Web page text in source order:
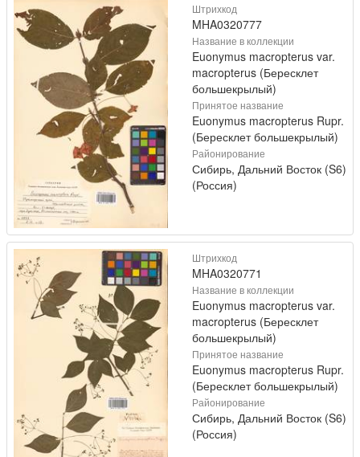
Штрихкод
MHA0320777
Название в коллекции
Euonymus macropterus var.
macropterus (Бересклет
большекрылый)
Принятое название
Euonymus macropterus Rupr.
(Бересклет большекрылый)
Районирование
Сибирь, Дальний Восток (S6)
(Россия)
Штрихкод
MHA0320771
Название в коллекции
Euonymus macropterus var.
macropterus (Бересклет
большекрылый)
Принятое название
Euonymus macropterus Rupr.
(Бересклет большекрылый)
Районирование
Сибирь, Дальний Восток (S6)
(Россия)